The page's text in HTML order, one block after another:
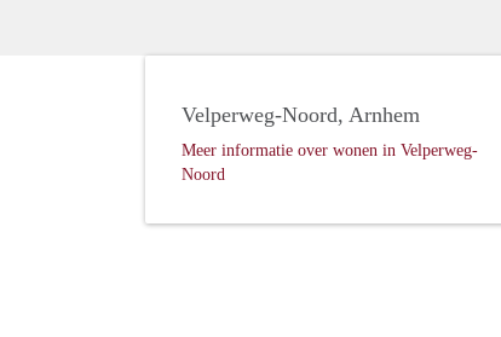
Velperweg-Noord, Arnhem
Meer informatie over wonen in Velperweg-
Noord